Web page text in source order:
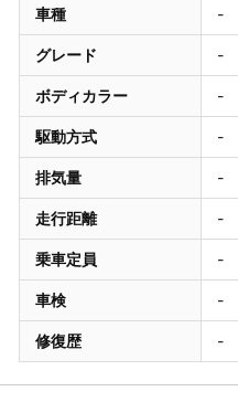
車種 -
グレード -
ボディカラー -
駆動方式 -
排気量 -
走行距離 -
乗車定員 -
車検 -
修復歴 -